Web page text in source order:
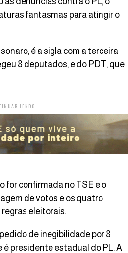
fantasmas para atingir o
é a sigla com a terceira
8 deputados, e do PDT, que
LENDO
for confirmada no TSE e o
de votos e os quatro
eleitorais.
de inegibilidade por 8
é presidente estadual do PL. A